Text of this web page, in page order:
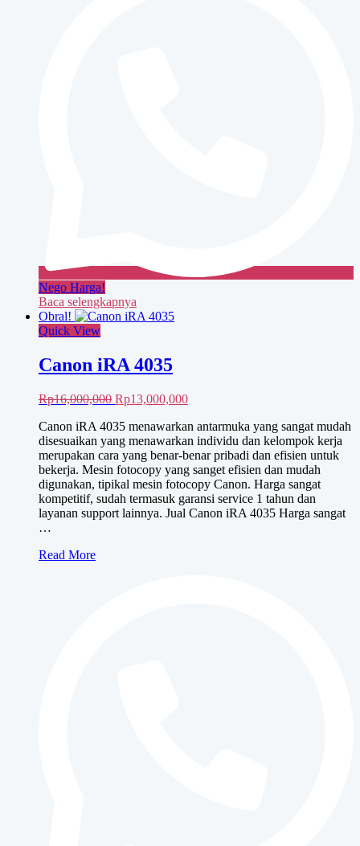
Nego Harga!
Baca selengkapnya
Obral!
Quick View
Canon iRA 4035
Rp16,000,000 Harga
adalah:
Rp16,000,000.
Rp13,000,000Harga
ini
adalah:
Rp13,000,000.
Canon iRA 4035 menawarkan antarmuka yang sangat mudah
disesuaikan yang menawarkan individu dan kelompok kerja
merupakan cara yang benar-benar pribadi dan efisien untuk
bekerja. Mesin fotocopy yang sanget efisien dan mudah
digunakan, tipikal mesin fotocopy Canon. Harga sangat
kompetitif, sudah termasuk garansi service 1 tahun dan
layanan support lainnya. Jual Canon iRA 4035 Harga sangat
…
Canon
Read More